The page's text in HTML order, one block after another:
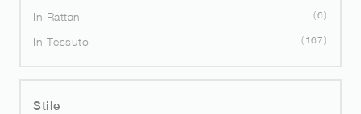
In Rattan 6
In Tessuto 167
Stile